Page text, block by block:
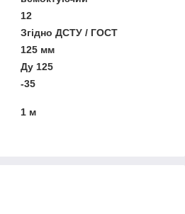
12
Згідно ДСТУ / ГОСТ
125 мм
Ду 125
-35
1 м